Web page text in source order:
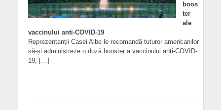
boos
ter
ale
vaccinului anti-COVID-19
Reprezentanții Casei Albe le recomandă tuturor americanilor
să-și administreze o doză booster a vaccinului anti-COVID-
19, […]